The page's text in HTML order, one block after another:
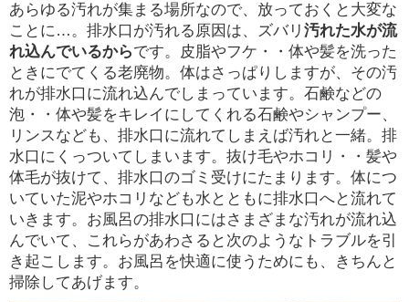
あらゆる汚れが集まる場所なので、放っておくと大変な
ことに…。排水口が汚れる原因は、ズバリ 汚れた水が流
れ込んでいるからです。皮脂やフケ・・体や髪を洗った
ときにでてくる老廃物。体はさっぱりしますが、その汚
れが排水口に流れ込んでしまっています。石鹸などの
泡・・体や髪をキレイにしてくれる石鹸やシャンプー、
リンスなども、排水口に流れてしまえば汚れと一緒。排
水口にくっついてしまいます。抜け毛やホコリ・・髪や
体毛が抜けて、排水口のゴミ受けにたまります。体につ
いていた泥やホコリなども水とともに排水口へと流れて
いきます。お風呂の排水口にはさまざまな汚れが流れ込
んでいて、これらがあわさると次のようなトラブルを引
き起こします。お風呂を快適に使うためにも、きちんと
掃除してあげます。